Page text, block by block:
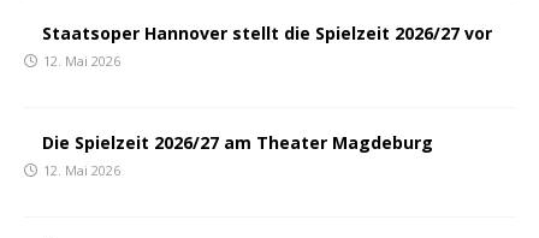
Staatsoper Hannover stellt die Spielzeit 2026/27 vor
12. Mai 2026
Die Spielzeit 2026/27 am Theater Magdeburg
12. Mai 2026